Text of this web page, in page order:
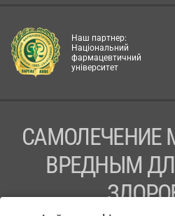
Наш партнер:
Національний
фармацевтичний
університет
САМОЛЕЧЕНИЕ
ВРЕДНЫМ